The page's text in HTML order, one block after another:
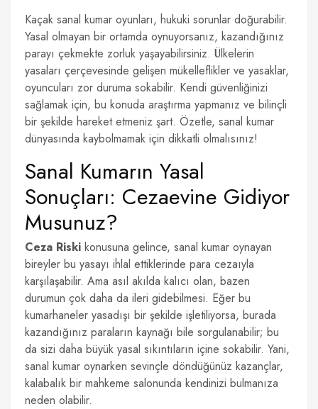
Kaçak sanal kumar oyunları, hukuki sorunlar doğurabilir.
Yasal olmayan bir ortamda oynuyorsanız, kazandığınız
parayı çekmekte zorluk yaşayabilirsiniz. Ülkelerin
yasaları çerçevesinde gelişen mükelleflikler ve yasaklar,
oyuncuları zor duruma sokabilir. Kendi güvenliğinizi
sağlamak için, bu konuda araştırma yapmanız ve bilinçli
bir şekilde hareket etmeniz şart. Özetle, sanal kumar
dünyasında kaybolmamak için dikkatli olmalısınız!
Sanal Kumarın Yasal
Sonuçları: Cezaevine Gidiyor
Musunuz?
Ceza Riski konusuna gelince, sanal kumar oynayan
bireyler bu yasayı ihlal ettiklerinde para cezaıyla
karşılaşabilir. Ama asıl akılda kalıcı olan, bazen
durumun çok daha da ileri gidebilmesi. Eğer bu
kumarhaneler yasadışı bir şekilde işletiliyorsa, burada
kazandığınız paraların kaynağı bile sorgulanabilir; bu
da sizi daha büyük yasal sıkıntıların içine sokabilir. Yani,
sanal kumar oynarken sevinçle döndüğünüz kazançlar,
kalabalık bir mahkeme salonunda kendinizi bulmanıza
neden olabilir.